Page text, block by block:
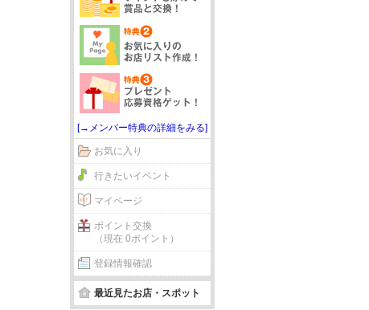
[→メンバー特典の詳細をみる]
お気に入り
行きたいイベント
マイページ
ポイント交換
（現在 0ポイント）
登録情報確認
最近見たお店・スポット